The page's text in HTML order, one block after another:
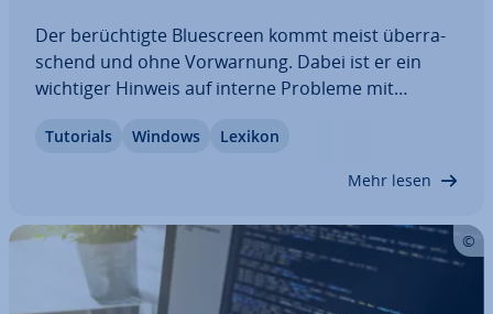
Der be­rüch­tig­te Blue­screen kommt meist über­ra­
schend und ohne Vor­war­nung. Dabei ist er ein
wichtiger Hinweis auf interne Probleme mit
wegen eines solchen Problems nicht weiter aus­ge­
Tutorials Windows Lexikon
Mehr lesen